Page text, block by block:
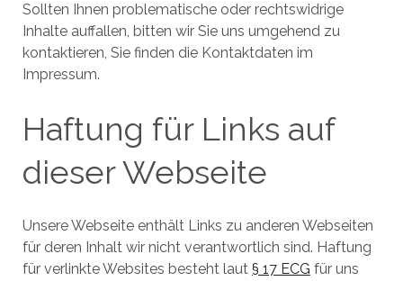
Sollten Ihnen problematische oder rechtswidrige
Inhalte auffallen, bitten wir Sie uns umgehend zu
kontaktieren, Sie finden die Kontaktdaten im
Impressum.
Haftung für Links auf
dieser Webseite
Unsere Webseite enthält Links zu anderen Webseiten
für deren Inhalt wir nicht verantwortlich sind. Haftung
für verlinkte Websites besteht laut § 17 ECG für uns